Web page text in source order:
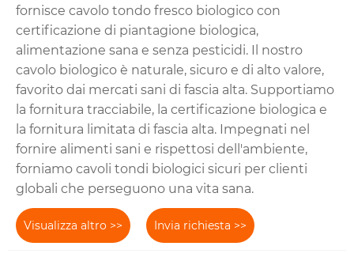
fornisce cavolo tondo fresco biologico con
certificazione di piantagione biologica,
alimentazione sana e senza pesticidi. Il nostro
cavolo biologico è naturale, sicuro e di alto valore,
favorito dai mercati sani di fascia alta. Supportiamo
la fornitura tracciabile, la certificazione biologica e
la fornitura limitata di fascia alta. Impegnati nel
fornire alimenti sani e rispettosi dell'ambiente,
forniamo cavoli tondi biologici sicuri per clienti
globali che perseguono una vita sana.
Visualizza altro >> Invia richiesta >>